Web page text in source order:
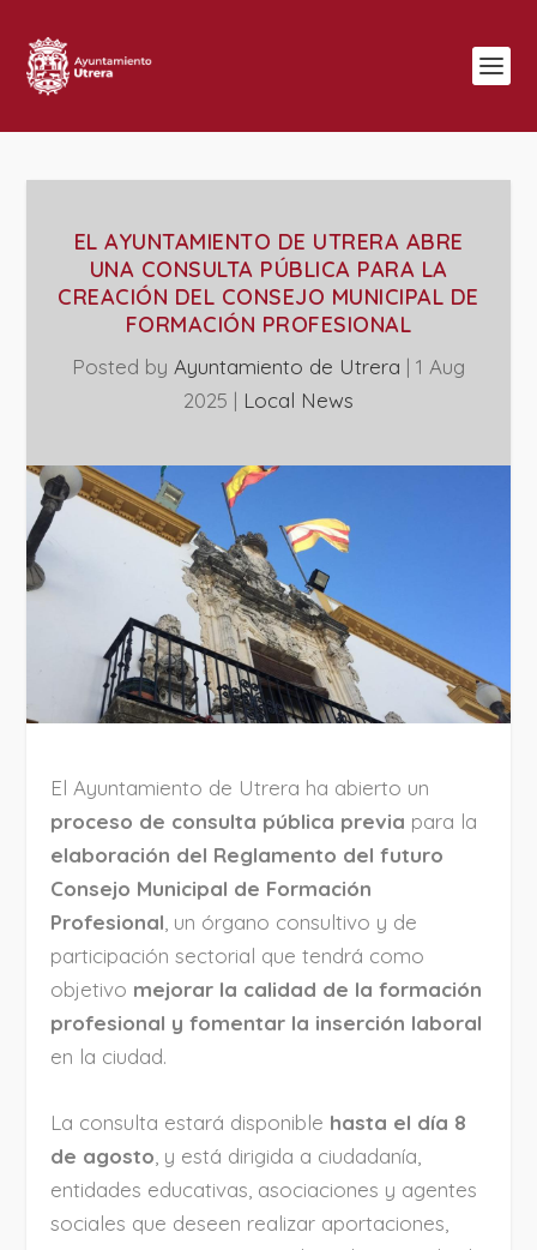
EL AYUNTAMIENTO DE UTRERA ABRE
UNA CONSULTA PÚBLICA PARA LA
CREACIÓN DEL CONSEJO MUNICIPAL DE
FORMACIÓN PROFESIONAL
Posted by Ayuntamiento de Utrera | 1 Aug
2025 | Local News
El Ayuntamiento de Utrera ha abierto un
proceso de consulta pública previa para la
elaboración del Reglamento del futuro
Consejo Municipal de Formación
Profesional , un órgano consultivo y de
participación sectorial que tendrá como
objetivo mejorar la calidad de la formación
profesional y fomentar la inserción laboral
en la ciudad.
La consulta estará disponible hasta el día 8
de agosto, y está dirigida a ciudadanía,
entidades educativas, asociaciones y agentes
sociales que deseen realizar aportaciones,